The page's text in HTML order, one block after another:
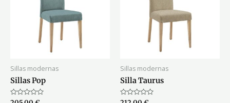
Sillas modernas
Sillas Pop
Valorado
Sillas modernas
Silla Taurus
Valorado